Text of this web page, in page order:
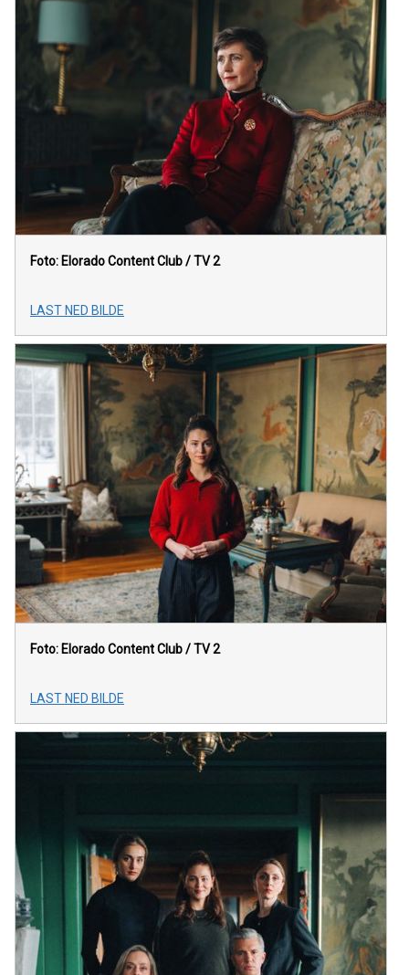
Foto: Elorado Content Club / TV 2
LAST NED BILDE
Foto: Elorado Content Club / TV 2
LAST NED BILDE